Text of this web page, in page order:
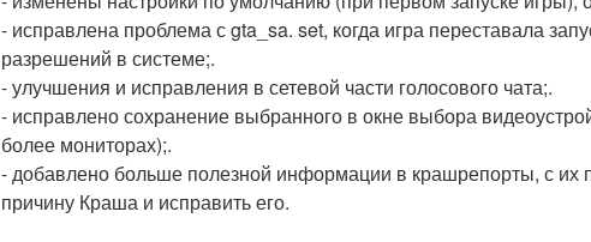
- исправлена проблема с gta_sa. set, когда игра переставала
разрешений в системе;.
- улучшения и исправления в сетевой части голосового чата;.
- исправлено сохранение выбранного в окне выбора
более мониторах);.
- добавлено больше полезной информации в крашрепорты, с их
причину Краша и исправить его.